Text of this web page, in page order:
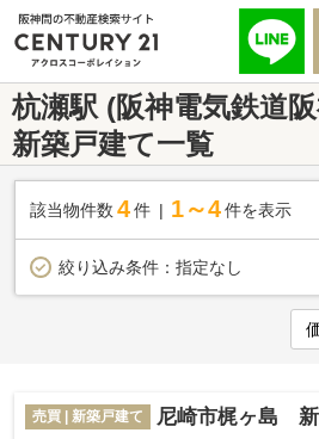
杭瀬駅 (阪神電気鉄道
新築戸建て一覧
該当物件数 4件 1～4 件を表示
絞り込み条件： 指定なし
売買 | 新築戸建て 尼崎市梶ヶ島 新